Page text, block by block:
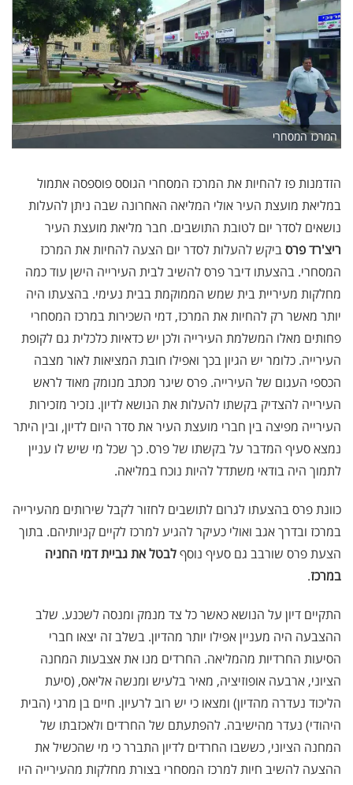
המרכז המסחרי
הזדמנות פז להחיות את המרכז המסחרי הגוסס פוספסה אתמול
במליאת מועצת העיר אולי המליאה האחרונה שבה ניתן להעלות
נושאים לסדר יום לטובת התושבים. חבר מליאת מועצת העיר
ריצ'רד פרסביקש להעלות לסדר יום הצעה להחיות את המרכז
המסחרי. בהצעתו דיבר פרס להשיב לבית העירייה הישן עוד כמה
מחלקות מעיריית בית שמש הממוקמת בבית נעימי. בהצעתו היה
יותר מאשר רק להחיות את המרכז, דמי השכירות במרכז המסחרי
פחותים מאלו המשלמת העירייה ולכן יש כדאיות כלכלית גם לקופת
העירייה. כלומר יש הגיון בכך ואפילו חובת המציאות לאור מצבה
הכספי העגום של העירייה. פרס שיגר מכתב מנומק מאוד לראש
העירייה להצדיק בקשתו להעלות את הנושא לדיון. נזכיר מזכירות
העירייה מפיצה בין חברי מועצת העיר את סדר היום לדיון, ובין היתר
נמצא סעיף המדבר על בקשתו של פרס. כך שכל מי שיש לו עניין
לתמוך היה בודאי משתדל להיות נוכח במליאה.
כוונת פרס בהצעתו לגרום לתושבים לחזור לקבל שירותים מהעירייה
במרכז ובדרך אגב ואולי כעיקר להגיע למרכז לקיים קניותיהם. בתוך
הצעת פרס שורבב גם סעיף נוסףלבטל את גביית דמי החניה
במרכז.
התקיים דיון על הנושא כאשר כל צד מנמק ומנסה לשכנע. שלב
ההצבעה היה מעניין אפילו יותר מהדיון. בשלב זה יצאו חברי
הסיעות החרדיות מהמליאה. החרדים מנו את אצבעות המחנה
הציוני, ארבעה אופוזיציה, מאיר בלעיש ומנשה אליאס, (סיעת
הליכוד נעדרה מהדיון) ומצאו כי יש רוב לרעיון. חיים בן מרגי (הבית
היהודי) נעדר מהישיבה. להפתעתם של החרדים ולאכזבתו של
המחנה הציוני, כששבו החרדים לדיון התברר כי מי שהכשיל את
ההצעה להשיב חיות למרכז המסחרי בצורת מחלקות מהעירייה היו